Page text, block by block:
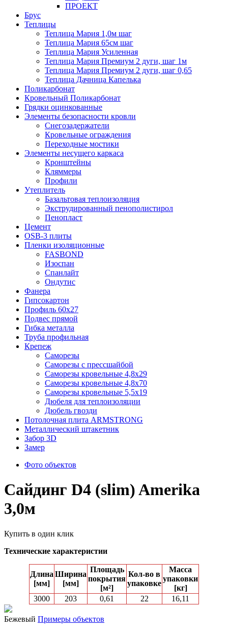
ПРОЕКТ
Брус
Теплицы
Теплица Мария 1,0м шаг
Теплица Мария 65см шаг
Теплица Мария Усиленная
Теплица Мария Премиум 2 дуги, шаг 1м
Теплица Мария Премиум 2 дуги, шаг 0,65
Теплица Дачница Капелька
Поликарбонат
Кровельный Поликарбонат
Грядки оцинкованные
Элементы безопасности кровли
Снегозадержатели
Кровельные ограждения
Переходные мостики
Элементы несущего каркаса
Кронштейны
Кляммеры
Профили
Утеплитель
Базальтовая теплоизоляция
Экструдированный пенополистирол
Пенопласт
Цемент
OSB-3 плиты
Пленки изоляционные
FASBOND
Изоспан
Спанлайт
Ондутис
Фанера
Гипсокартон
Профиль 60х27
Подвес прямой
Гибка металла
Труба профильная
Крепеж
Саморезы
Саморезы с прессшайбой
Саморезы кровельные 4,8х29
Саморезы кровельные 4,8х70
Саморезы кровельные 5,5х19
Дюбеля для теплоизоляции
Дюбель гвозди
Потолочная плита ARMSTRONG
Металлический штакетник
Забор 3D
Замер
Фото объектов
Сайдинг D4 (slim) Amerika
3,0м
Купить в один клик
Технические характеристии
Длина
[мм]
Ширина
[мм]
Площадь
покрытия
[м²]
Кол-вo в
упаковке
Масса
упаковки
[кг]
3000
203 0,61 22 16,11
Бежевый Примеры объектов